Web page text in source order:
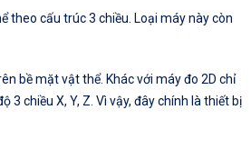
theo cấu trúc 3 chiều. Loại máy này còn
bề mặt vật thể. Khác với máy đo 2D chỉ
chiều X, Y, Z. Vì vậy, đây chính là thiết bị